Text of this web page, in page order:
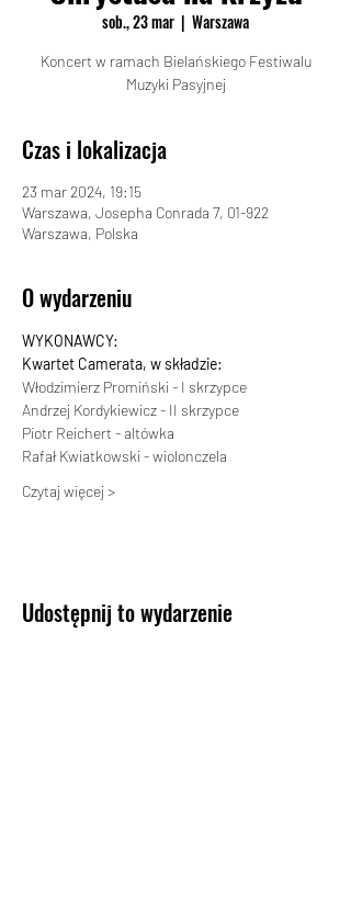
sob., 23 mar
  |
Warszawa
Koncert w ramach Bielańskiego Festiwalu
Muzyki Pasyjnej
Czas i lokalizacja
23 mar 2024, 19:15
Warszawa, Josepha Conrada 7, 01-922
Warszawa, Polska
O wydarzeniu
WYKONAWCY:
Kwartet Camerata, w składzie:
Włodzimierz Promiński - I skrzypce
Andrzej Kordykiewicz - II skrzypce
Piotr Reichert - altówka
Rafał Kwiatkowski - wiolonczela
Czytaj więcej >
Udostępnij to wydarzenie